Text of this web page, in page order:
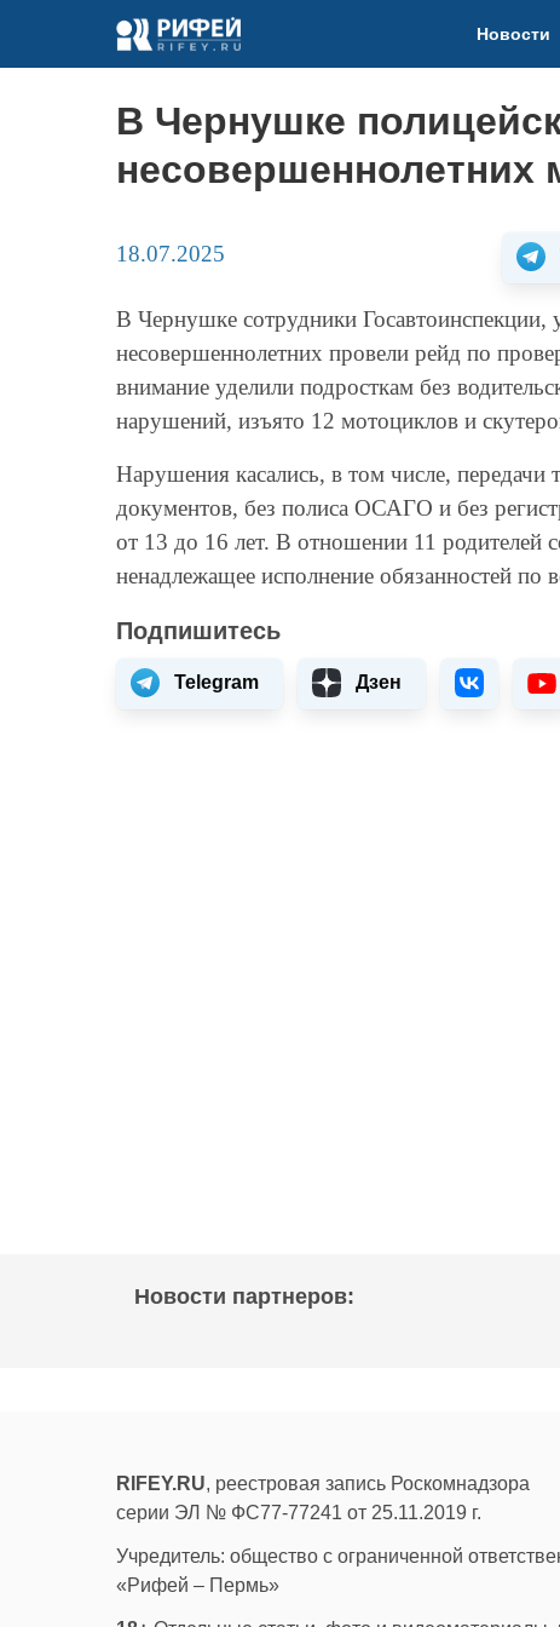
Новости
В Чернушке
несовершеннолетних
18.07.2025
В Чернушке сотрудники Госавтоинспекции,
несовершеннолетних провели рейд по
внимание уделили подросткам без
нарушений, изъято 12 мотоциклов и
Нарушения касались, в том числе, передачи
документов, без полиса ОСАГО и без
от 13 до 16 лет. В отношении 11 родителей
ненадлежащее исполнение обязанностей по
Подпишитесь
Telegram Дзен
Новости партнеров:
RIFEY.RU, реестровая запись Роскомнадзора
серии ЭЛ № ФС77-77241 от 25.11.2019 г.
Учредитель: общество с ограниченной
«Рифей – Пермь»